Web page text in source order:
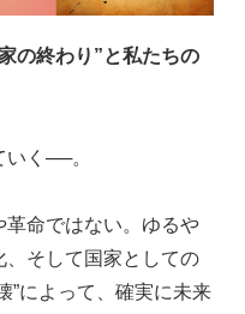
の終わり”と私たちの
く──。
革命ではない。ゆるや
そして国家としての
”によって、確実に未来